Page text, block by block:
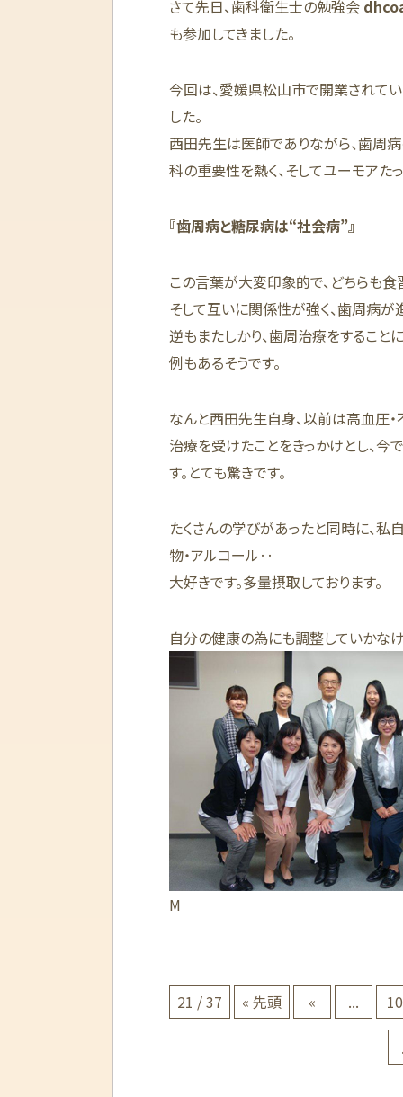
さて先日、歯科衛生士の勉強会
も参加してきました。
今回は、愛媛県松山市で開業されて
した。
西田先生は医師でありながら、歯周
科の重要性を熱く、そしてユーモアた
『歯周病と糖尿病は“社会病”』
この言葉が大変印象的で、どちらも
そして互いに関係性が強く、歯周病が
逆もまたしかり、歯周治療をするこ
例もあるそうです。
なんと西田先生自身、以前は高血圧
治療を受けたことをきっかけとし、
す。とても驚きです。
たくさんの学びがあったと同時に、
物・アルコール‥
大好きです。多量摂取しております。
自分の健康の為にも調整していかな
M
21 / 37 « 先頭 « ... 10